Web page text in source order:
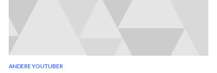
ANDERE YOUTUBER